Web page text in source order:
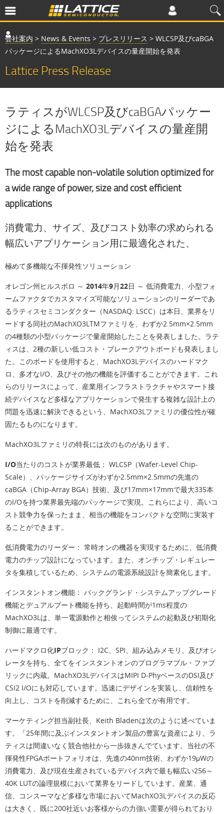
会社案内 > News & Events > プレスリリース > WLCSP及びcaBGA
パッケージによるMachXO3Lデバイスの量産開始を発表
Lattice Press Release
ラティスがWLCSP及びcaBGAパッケー
ジによるMachXO3Lデバイスの量産開
始を発表
The most capable non-volatile solution optimized for
a wide range of power, size and cost efficient
applications
消費電力、サイズ、及びコスト効率の求められる
幅広いアプリケーション用に最適化された、
極めて多機能な不揮発性ソリューション
オレゴン州ヒルスボロ ～ 2014年9月22日 ～ 低消費電力、小型フォ
ームファクタでカスタマイズ可能なソリューションのリーダーであ
るラティスセミコンダクター（NASDAQ: LSCC）は本日、業界をリ
ードする同社のMachXO3LTMファミリを、わずか2.5mm×2.5mm
の4種類の小型パッケージで量産開始したことを発表しました。ラテ
ィスは、2種の新しい低コスト・ブレークアウトボードも発表しまし
た。このボードを使用すると、MachXO3Lデバイスのハードマク
ロ、多才なI/O、及びその他の機能を評価することができます。これ
らのリリースによって、産業用インフラストラクチャやスマート接
続デバイスなど多様なアプリケーションで発生する複雑な設計上の
問題を迅速に解決できるという、MachXO3Lファミリの優位性が確
固たるものになります。
MachXO3Lファミリの特長には次のものがあります。
I/O当たりのコストが業界最低： WLCSP（Wafer-Level Chip-
Scale）、パッケージサイズがわずか2.5mm×2.5mmの先進の
caBGA（Chip-Array BGA）技術、及び17mm×17mmで最大335本
のI/Oを持つ業界最先端のパッケージで実現。これらにより、高いコ
スト競争力を保ったまま、相当の機能をコンパクトな空間に実装す
ることができます。
低消費電力のリーダー： 常時オンの機器を実現するために、低消費
電力のチップ設計になっています。また、オンチップ・レギュレー
タを集積しているため、システムの電源系統設計を簡素化します。
インスタントオン機能： バックグランド・システムアップグレード
機能とデュアルブート機能を持ち、起動時間が1ms程度の
MachXO3Lは、単一電源動作と相俟ってシステムの起動及び初期化
制御に最適です。
ハードマクロ化IPブロック： I2C、SPI、組み込みメモリ、及びオシ
レータを持ち、全てをインスタントオンのプログラマブル・ファブ
リックに内蔵。MachXO3LデバイスはMIPI D-PhyベースのDSI及び
CSI2 I/Oにも対応しています。迅速にデザインを実装し、信頼性を
向上し、コストを削減するために、これら全てが有用です。
マーケティング担当副社長、Keith Bladenは次のように述べていま
す。「25年間に及ぶインスタントオン製品の豊富な資産により、ラ
ティスは間違いなく競合他社から一歩抜きんでています。当社の不
揮発性FPGAポートフォリオは、先進の40nm技術、わずか19μWの
消費電力、及び現在生産されているデバイス内で最も幅広い256～
40K LUTの論理規模において業界をリードしています。産業、通
信、コンスーマなど多様な市場においてMachXO3Lデバイスの反応
は大きく、既に200社近いお客様からの力強い需要が得られており